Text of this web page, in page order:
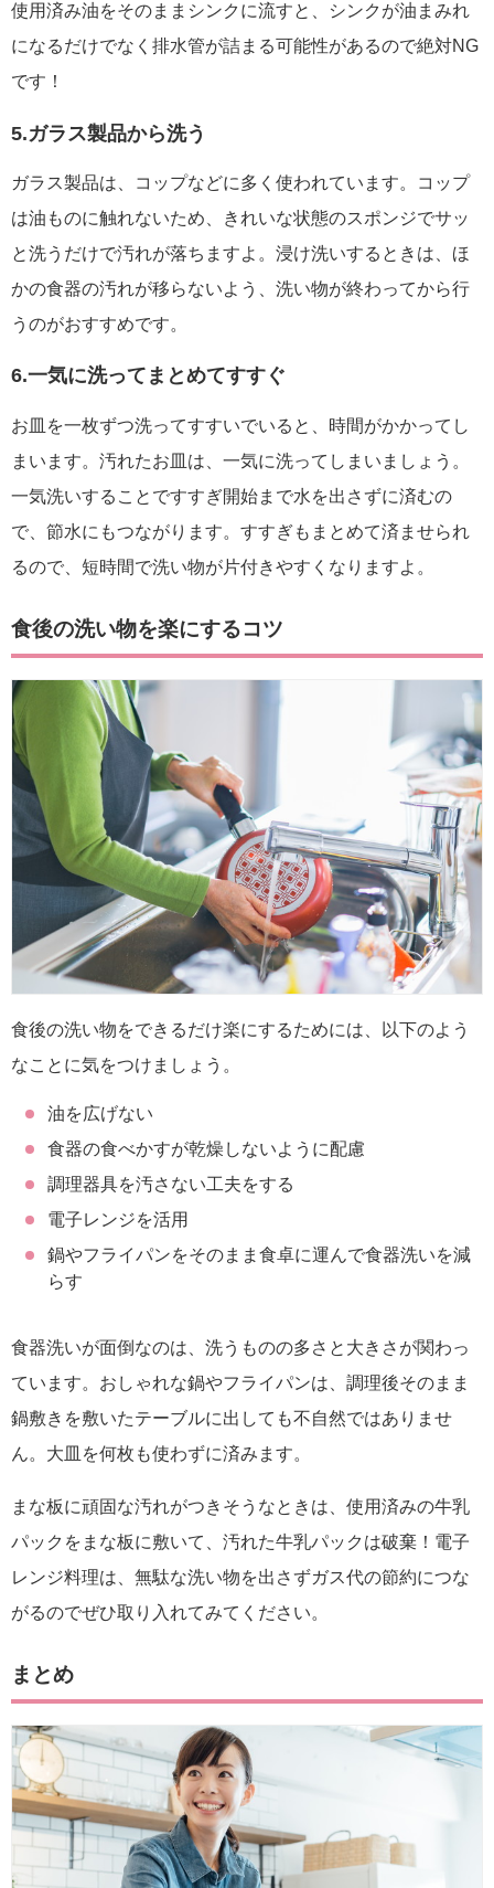
使用済み油をそのままシンクに流すと、シンクが油まみれ
になるだけでなく排水管が詰まる可能性があるので絶対NG
です！
5.ガラス製品から洗う
ガラス製品は、コップなどに多く使われています。コップ
は油ものに触れないため、きれいな状態のスポンジでサッ
と洗うだけで汚れが落ちますよ。浸け洗いするときは、ほ
かの食器の汚れが移らないよう、洗い物が終わってから行
うのがおすすめです。
6.一気に洗ってまとめてすすぐ
お皿を一枚ずつ洗ってすすいでいると、時間がかかってし
まいます。汚れたお皿は、一気に洗ってしまいましょう。
一気洗いすることですすぎ開始まで水を出さずに済むの
で、節水にもつながります。すすぎもまとめて済ませられ
るので、短時間で洗い物が片付きやすくなりますよ。
食後の洗い物を楽にするコツ
食後の洗い物をできるだけ楽にするためには、以下のよう
なことに気をつけましょう。
油を広げない
食器の食べかすが乾燥しないように配慮
調理器具を汚さない工夫をする
電子レンジを活用
鍋やフライパンをそのまま食卓に運んで食器洗いを減
らす
食器洗いが面倒なのは、洗うものの多さと大きさが関わっ
ています。おしゃれな鍋やフライパンは、調理後そのまま
鍋敷きを敷いたテーブルに出しても不自然ではありませ
ん。大皿を何枚も使わずに済みます。
まな板に頑固な汚れがつきそうなときは、使用済みの牛乳
パックをまな板に敷いて、汚れた牛乳パックは破棄！電子
レンジ料理は、無駄な洗い物を出さずガス代の節約につな
がるのでぜひ取り入れてみてください。
まとめ